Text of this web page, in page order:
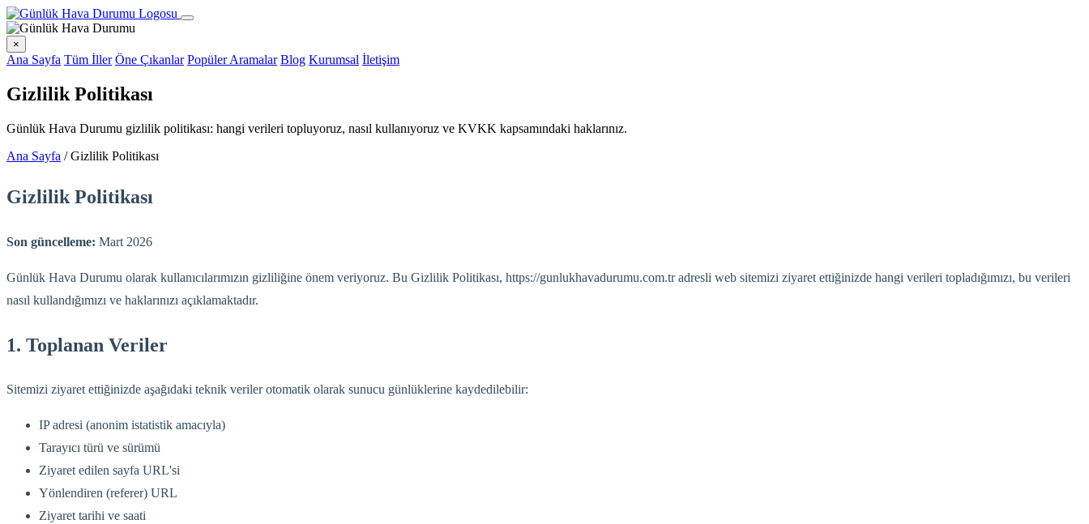
×
Ana Sayfa Tüm İller Öne Çıkanlar Popüler Aramalar Blog Kurumsal İletişim
Gizlilik Politikası
Günlük Hava Durumu gizlilik politikası: hangi verileri topluyoruz, nasıl kullanıyoruz ve KVKK kapsamındaki haklarınız.
Ana Sayfa /Gizlilik Politikası
Gizlilik Politikası
Son güncelleme: Mart 2026
Günlük Hava Durumu olarak kullanıcılarımızın gizliliğine önem veriyoruz. Bu Gizlilik Politikası, https://gunlukhavadurumu.com.tr adresli web sitemizi ziyaret ettiğinizde hangi verileri topladığımızı, bu verileri
nasıl kullandığımızı ve haklarınızı açıklamaktadır.
1. Toplanan Veriler
Sitemizi ziyaret ettiğinizde aşağıdaki teknik veriler otomatik olarak sunucu günlüklerine kaydedilebilir:
IP adresi (anonim istatistik amacıyla)
Tarayıcı türü ve sürümü
Ziyaret edilen sayfa URL'si
Yönlendiren (referer) URL
Ziyaret tarihi ve saati